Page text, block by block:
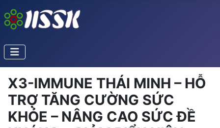
X3-IMMUNE THÁI MINH – HỖ
TRỢ TĂNG CƯỜNG SỨC
KHỎE – NÂNG CAO SỨC ĐỀ